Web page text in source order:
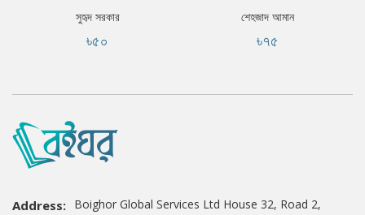
সুহৃদ সরকার
৳৫০
শেহজাদ আমান
৳৭৫
Address: Boighor Global Services Ltd House 32, Road 2,